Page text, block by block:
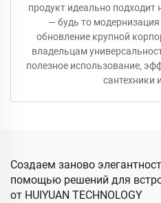
продукт идеально подходит
— будь то
обновление крупной
владельцам
полезное использование,
сантехники
Создаем заново
помощью решений для
от HUIYUAN TECHNOLOGY